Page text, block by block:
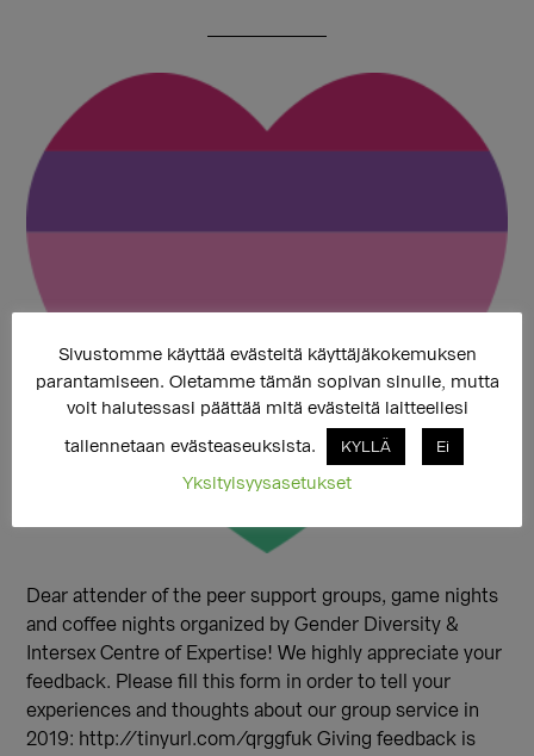
Dear attender of the peer support groups, game nights
and coffee nights organized by Gender Diversity &
Intersex Centre of Expertise! We highly appreciate your
feedback. Please fill this form in order to tell your
experiences and thoughts about our group service in
2019: http://tinyurl.com/qrggfuk Giving feedback is
Sivustomme käyttää evästeitä käyttäjäkokemuksen
parantamiseen. Oletamme tämän sopivan sinulle, mutta
voit halutessasi päättää mitä evästeitä laitteellesi
tallennetaan evästeaseuksista. KYLLÄ Ei
Yksityisyysasetukset